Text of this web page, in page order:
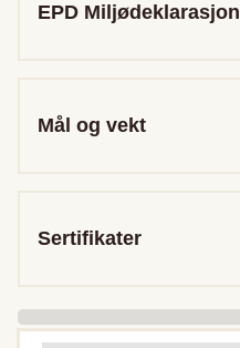
EPD Miljødeklarasjon
Mål og vekt
Sertifikater